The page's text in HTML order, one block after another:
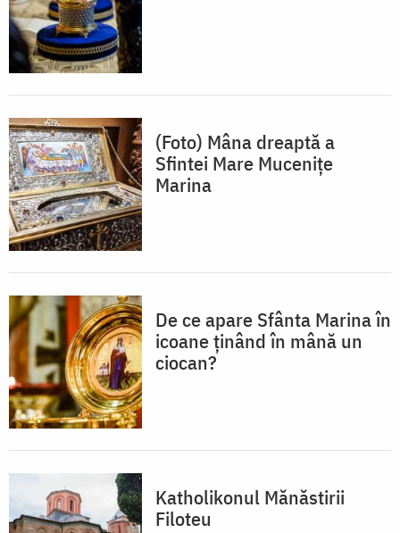
(Foto) Mâna dreaptă a
Sfintei Mare Mucenițe
Marina
De ce apare Sfânta Marina în
icoane ținând în mână un
ciocan?
Katholikonul Mănăstirii
Filoteu